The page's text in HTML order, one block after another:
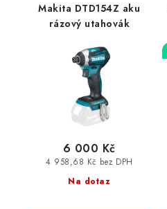
Makita DTD154Z aku
rázový utahovák
Na dotaz
4 958,68 Kč bez DPH
6 000 Kč